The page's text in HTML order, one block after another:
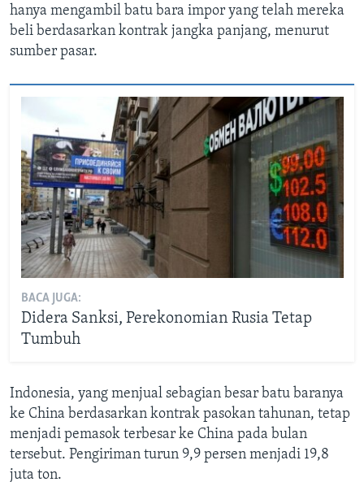
hanya mengambil batu bara impor yang telah mereka
beli berdasarkan kontrak jangka panjang, menurut
sumber pasar.
BACA JUGA:
Didera Sanksi, Perekonomian Rusia Tetap
Tumbuh
Indonesia, yang menjual sebagian besar batu baranya
ke China berdasarkan kontrak pasokan tahunan, tetap
menjadi pemasok terbesar ke China pada bulan
tersebut. Pengiriman turun 9,9 persen menjadi 19,8
juta ton.